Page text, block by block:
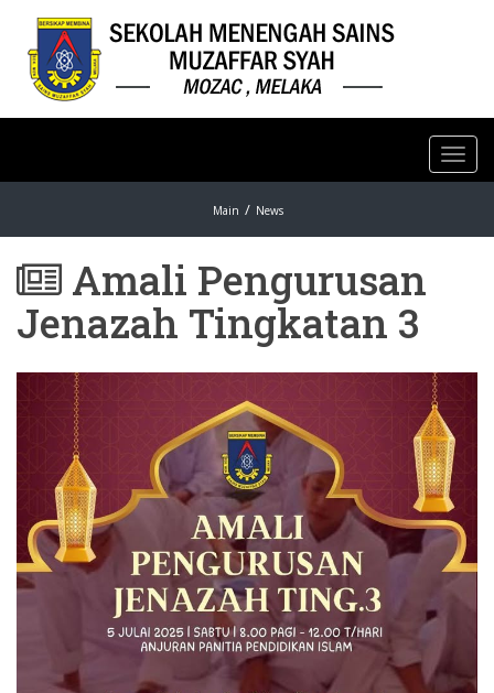
Main News
Amali Pengurusan
Jenazah Tingkatan 3